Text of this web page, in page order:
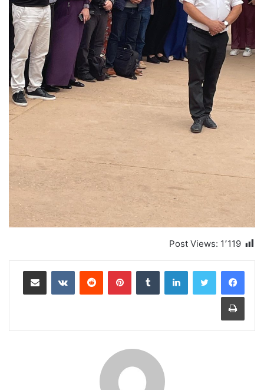
Post Views: 1٬119
لينكدإن بينتيريست مشاركة عبر البريد
طباعة